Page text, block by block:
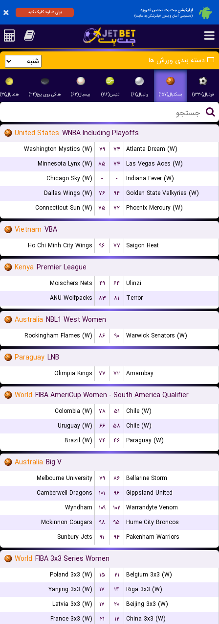
اپلیکیشن جت بت مختص اندروید
(دسترسی آسان و بدون فیلترشکن به سایت)
برای دانلود کلیک کنید
دسته بندی ورزش ها
فوتبال(۱,۳۳۰) بسکتبال(۱۵۷) والیبال(۶۱) تنیس(۱۹۶) بیسبال(۶۲) هاکی روی یخ(۲۴) هندبال(۳۱)
United States WNBA Including Playoffs
Washington Mystics (W) ۷۹ ۷۴
Atlanta Dream (W)
Minnesota Lynx (W)
۸۵ ۷۴
Las Vegas Aces (W)
Chicago Sky (W)
- -
Indiana Fever (W)
Dallas Wings (W)
۷۶ ۹۴
Golden State Valkyries (W)
Connecticut Sun (W)
۷۵ ۷۲ Phoenix Mercury (W)
Vietnam VBA
Ho Chi Minh City Wings ۹۶ ۷۷ Saigon Heat
Kenya Premier League
Moischers Nets ۴۹ ۶۴
Ulinzi
ANU Wolfpacks
۸۳ ۸۱ Terror
Australia NBL1 West Women
Rockingham Flames (W) ۸۶ ۹۰ Warwick Senators (W)
Paraguay LNB
Olimpia Kings ۷۷ ۷۲ Amambay
World FIBA AmeriCup Women - South America Qualifier
Colombia (W) ۷۸ ۵۱
Chile (W)
Uruguay (W)
۶۶ ۵۸
Chile (W)
Brazil (W)
۷۴ ۴۶ Paraguay (W)
Australia Big V
Melbourne University ۷۹ ۸۶
Bellarine Storm
Camberwell Dragons
۱۰۱ ۹۶
Gippsland United
Wyndham
۱۰۹ ۱۰۲
Warrandyte Venom
Mckinnon Cougars
۹۸ ۹۵
Hume City Broncos
Sunbury Jets
۹۱ ۹۴ Pakenham Warriors
World FIBA 3x3 Series Women
Poland 3x3 (W) ۱۵ ۲۱
Belgium 3x3 (W)
Yanjing 3x3 (W)
۱۷ ۱۴
Riga 3x3 (W)
Latvia 3x3 (W)
۱۷ ۲۰
Beijing 3x3 (W)
France 3x3 (W)
۲۱ ۱۲
China 3x3 (W)